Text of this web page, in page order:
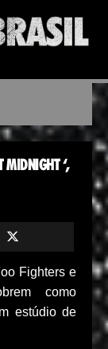
MIDNIGHT ‘,
Fighters e
como
estúdio de